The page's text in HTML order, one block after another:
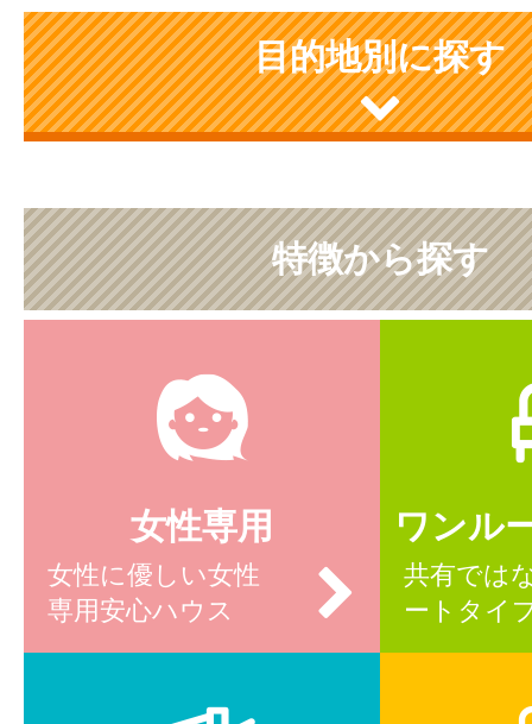
目的地別に探す
特徴から探す
女性専用
女性に優しい女性
専用安心ハウス
ワンル
共有では
ートタイ